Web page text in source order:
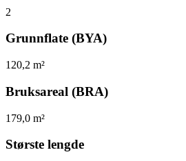
2
Grunnflate (BYA)
120,2 m²
Bruksareal (BRA)
179,0 m²
Største lengde